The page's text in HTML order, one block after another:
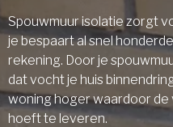
Spouwmuur isolatie zorgt
je bespaart al snel
rekening. Door je
dat vocht je huis
woning hoger waardoor
hoeft te leveren.